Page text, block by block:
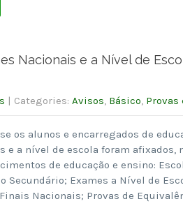
Nacionais e a Nível de
| Categories: Avisos, Básico, Provas
os alunos e encarregados de
e a nível de escola foram afixados,
de educação e ensino:
Secundário; Exames a Nível de
Nacionais; Provas de